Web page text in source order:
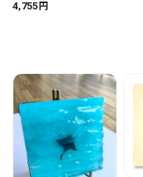
装飾画 植物装飾 南国 イ
ンテリア 花のポスター
4,755円